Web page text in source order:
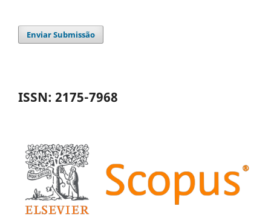
Enviar Submissão
ISSN: 2175-7968